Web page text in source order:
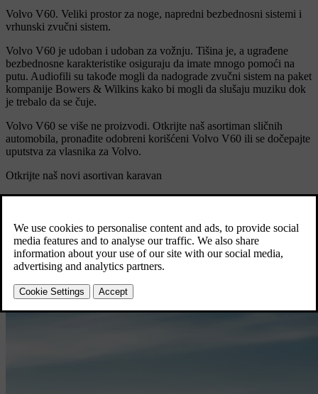
Volvo V60. Veliki prostor za noge, napredni bezbednosni sistemi i
vrhunski zvučni sistem.
Volvo V60 je udoban i udoban za vožnju. Tišina je, a ugrađene
bezbednosne karakteristike osiguraju da imate mnogo pomoći na
putu. Audiofili su takođe mogli da nadograde zvučni sistem na paket
kompanije Bowers & Wilkins kako bi mogli da slušaju muziku dok
je trebalo da se čuje.
Volvo V60 se više ne proizvodi. Otkrijte naš asortiman sličnih
automobila, pronađite odobreni korišćeni Volvo V60 ili se dočepajte
uputstva za vlasnika za Volvo.
Otkrijte naš novi asortivan karavan
Istražite domet